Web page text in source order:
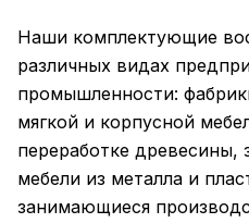
Наши комплектующие
различных видах
промышленности:
мягкой и корпусной
переработке
мебели из металла и
занимающиеся